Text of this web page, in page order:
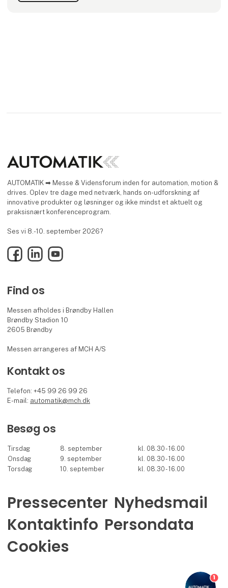
AUTOMATIK ➡ Messe & Vidensforum inden for automation, motion &
drives. Oplev tre dage med netværk, hands on-udforskning af
innovative produkter og løsninger og ikke mindst et aktuelt og
praksisnært konferenceprogram.
Ses vi 8.-10. september 2026?
FacebookLinkedInYouTube
Find os
Messen afholdes i Brøndby Hallen
Brøndby Stadion 10
2605 Brøndby
Messen arrangeres af MCH A/S
Kontakt os
Telefon: +45 99 26 99 26
E-mail: automatik@mch.dk
Besøg os
Tirsdag 8. september
kl. 08.30 - 16.00
Onsdag
9. september
kl. 08.30 - 16.00
Torsdag
10. september kl. 08.30 - 16.00
Pressecenter Nyhedsmail
Kontaktinfo Persondata
Cookies
1